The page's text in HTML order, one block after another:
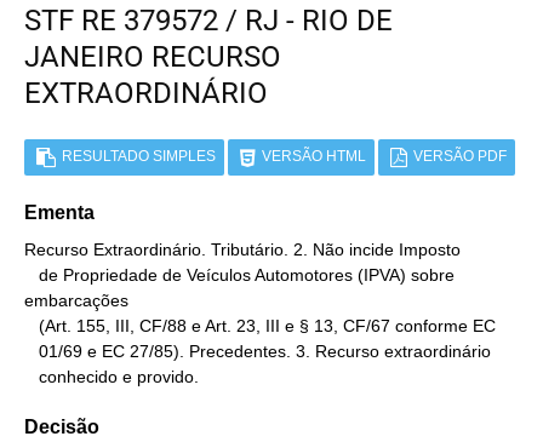
STF RE 379572 / RJ - RIO DE
JANEIRO RECURSO
EXTRAORDINÁRIO
RESULTADO SIMPLES VERSÃO HTML VERSÃO PDF
Ementa
Recurso Extraordinário. Tributário. 2. Não incide Imposto
embarcações
   conhecido e provido.
Decisão